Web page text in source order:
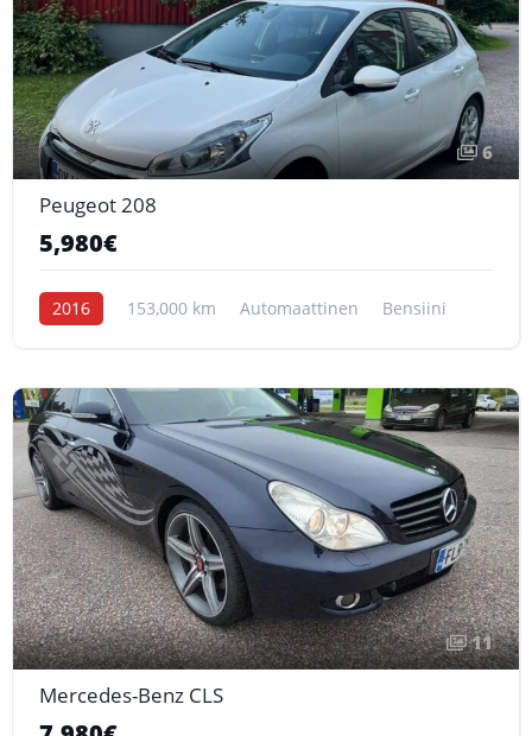
6
Peugeot 208
5,980€
2016 153,000 km Automaattinen Bensiini
11
Mercedes-Benz CLS